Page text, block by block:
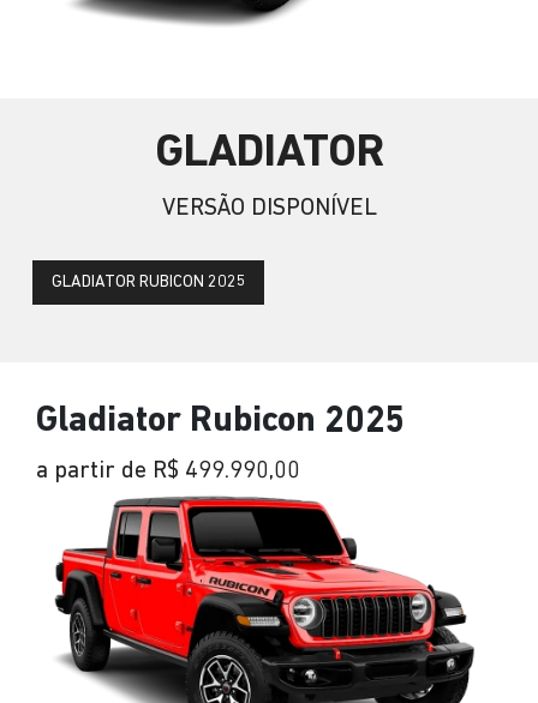
GLADIATOR
VERSÃO DISPONÍVEL
GLADIATOR RUBICON 2025
Gladiator Rubicon 2025
a partir de R$ 499.990,00